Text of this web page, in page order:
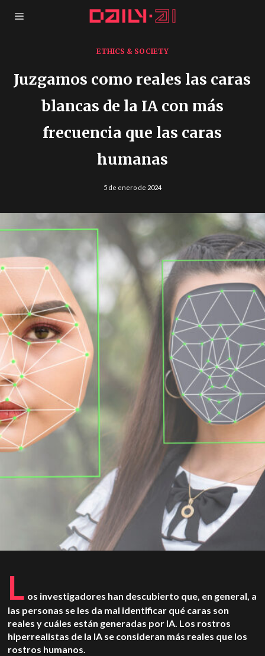
ETHICS & SOCIETY
Juzgamos como reales las caras
blancas de la IA con más
frecuencia que las caras
humanas
5 de enero de 2024
L os investigadores han descubierto que, en general, a
las personas se les da mal identificar qué caras son
reales y cuáles están generadas por IA. Los rostros
hiperrealistas de la IA se consideran más reales que los
rostros humanos.